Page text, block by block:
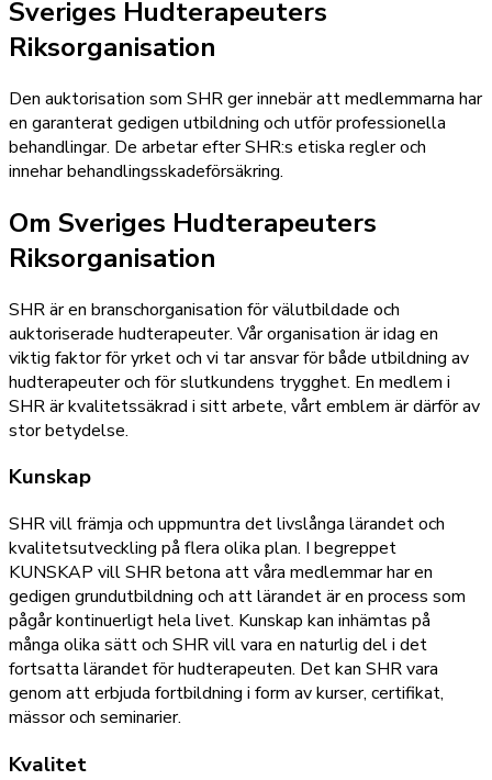
Sveriges Hudterapeuters
Riksorganisation
Den auktorisation som SHR ger innebär att medlemmarna har
en garanterat gedigen utbildning och utför professionella
behandlingar. De arbetar efter SHR:s etiska regler och
innehar behandlingsskadeförsäkring.
Om Sveriges Hudterapeuters
Riksorganisation
SHR är en branschorganisation för välutbildade och
auktoriserade hudterapeuter. Vår organisation är idag en
viktig faktor för yrket och vi tar ansvar för både utbildning av
hudterapeuter och för slutkundens trygghet. En medlem i
SHR är kvalitetssäkrad i sitt arbete, vårt emblem är därför av
stor betydelse.
Kunskap
SHR vill främja och uppmuntra det livslånga lärandet och
kvalitetsutveckling på flera olika plan. I begreppet
KUNSKAP vill SHR betona att våra medlemmar har en
gedigen grundutbildning och att lärandet är en process som
pågår kontinuerligt hela livet. Kunskap kan inhämtas på
många olika sätt och SHR vill vara en naturlig del i det
fortsatta lärandet för hudterapeuten. Det kan SHR vara
genom att erbjuda fortbildning i form av kurser, certifikat,
mässor och seminarier.
Kvalitet